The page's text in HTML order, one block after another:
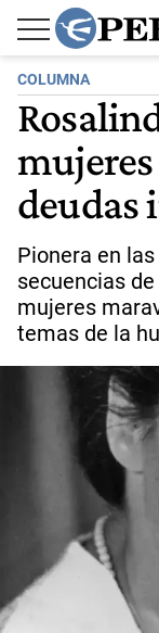
COLUMNA
deudas
Pionera en
secuencias
mujeres
temas de la